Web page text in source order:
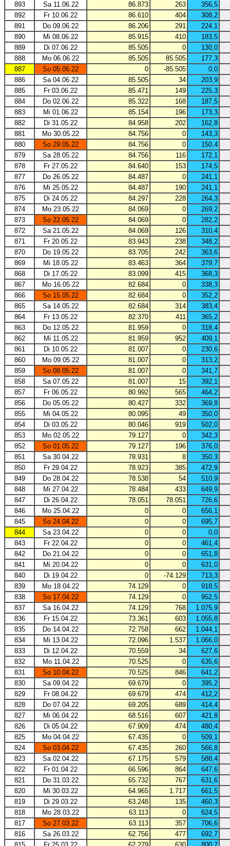
893
Sa 11.06.22 86.873 263
356,5
892
Fr 10.06.22 86.610 404
308,2
891
Do 09.06.22 86.206 291
224,1
890
Mi 08.06.22 85.915 410
183,5
889
Di 07.06.22 85.505 0
130,0
888
Mo 06.06.22 85.505 85.505
177,3
887
So 05.06.22 0 -85.505
0,0
886
Sa 04.06.22 85.505 34
203,9
885
Fr 03.06.22 85.471 149
225,3
884
Do 02.06.22 85.322 168
187,5
883
Mi 01.06.22 85.154 196
173,3
882
Di 31.05.22 84.958 202
162,8
881
Mo 30.05.22 84.756 0
143,3
880
So 29.05.22 84.756 0
150,4
879
Sa 28.05.22 84.756 116
172,1
878
Fr 27.05.22 84.640 153
174,5
877
Do 26.05.22 84.487 0
241,1
876
Mi 25.05.22 84.487 190
241,1
875
Di 24.05.22 84.297 228
264,3
874
Mo 23.05.22 84.069 0
269,2
873
So 22.05.22 84.069 0
282,2
872
Sa 21.05.22 84.069 126
310,4
871
Fr 20.05.22 83.943 238
348,2
870
Do 19.05.22 83.705 242
363,6
869
Mi 18.05.22 83.463 364
379,7
868
Di 17.05.22 83.099 415
368,3
867
Mo 16.05.22 82.684 0
338,3
866
So 15.05.22 82.684 0
352,2
865
Sa 14.05.22 82.684 314
383,4
864
Fr 13.05.22 82.370 411
365,2
863
Do 12.05.22 81.959 0
318,4
862
Mi 11.05.22 81.959 952
409,1
861
Di 10.05.22 81.007 0
230,6
860
Mo 09.05.22 81.007 0
313,2
859
So 08.05.22 81.007 0
341,7
858
Sa 07.05.22 81.007 15
392,1
857
Fr 06.05.22 80.992 565
464,2
856
Do 05.05.22 80.427 332
369,8
855
Mi 04.05.22 80.095 49
350,0
854
Di 03.05.22 80.046 919
502,0
853
Mo 02.05.22 79.127 0
342,3
852
So 01.05.22 79.127 196
376,0
851
Sa 30.04.22 78.931 8
350,3
850
Fr 29.04.22 78.923 385
472,9
849
Do 28.04.22 78.538 54
510,9
848
Mi 27.04.22 78.484 433
649,9
847
Di 26.04.22 78.051 78.051
726,6
846
Mo 25.04.22 0 0
656,1
845
So 24.04.22 0 0
695,7
844
Sa 23.04.22 0 0
0,0
843
Fr 22.04.22 0 0
461,4
842
Do 21.04.22 0 0
651,8
841
Mi 20.04.22 0 0
631,0
840
Di 19.04.22 0 -74.129
713,3
839
Mo 18.04.22 74.129 0
918,5
838
So 17.04.22 74.129 0
952,5
837
Sa 16.04.22 74.129 768
1.075,9
836
Fr 15.04.22 73.361 603
1.055,8
835
Do 14.04.22 72.758 662
1.044,1
834
Mi 13.04.22 72.096 1.537
1.066,0
833
Di 12.04.22 70.559 34
627,6
832
Mo 11.04.22 70.525 0
635,6
831
So 10.04.22 70.525 846
641,2
830
Sa 09.04.22 69.679 0
395,2
829
Fr 08.04.22 69.679 474
412,2
828
Do 07.04.22 69.205 689
414,4
827
Mi 06.04.22 68.516 607
421,8
826
Di 05.04.22 67.909 474
480,4
825
Mo 04.04.22 67.435 0
509,1
824
So 03.04.22 67.435 260
566,8
823
Sa 02.04.22 67.175 579
588,4
822
Fr 01.04.22 66.596 864
647,6
821
Do 31.03.22 65.732 767
631,6
820
Mi 30.03.22 64.965 1.717
661,5
819
Di 29.03.22 63.248 135
460,3
818
Mo 28.03.22 63.113 0
624,5
817
So 27.03.22 63.113 357
706,6
816
Sa 26.03.22 62.756 477
692,7